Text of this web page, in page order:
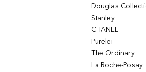
Douglas
Stanley
CHANEL
Purelei
The Ordinary
La Roche-Posay